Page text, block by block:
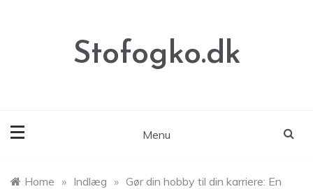
Stofogko.dk
Menu
Home » Indlæg » Gør din hobby til din karriere: En